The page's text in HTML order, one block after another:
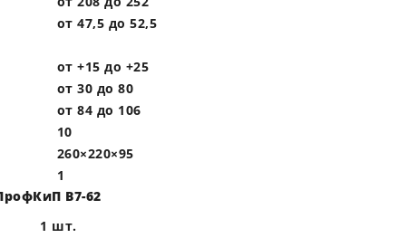
от 47,5 до 52,5
от +15 до +25
от 30 до 80
от 84 до 106
10
260×220×95
1
В7-62
1 шт.